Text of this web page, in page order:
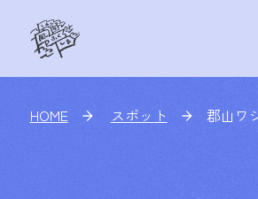
HOME スポット 郡山ワ